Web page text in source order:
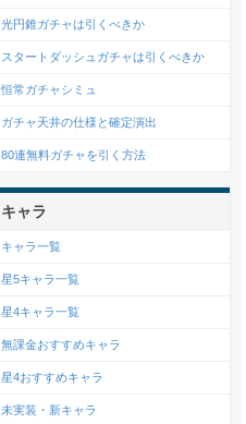
光円錐ガチャは引くべきか
スタートダッシュガチャは引くべきか
恒常ガチャシミュ
ガチャ天井の仕様と確定演出
80連無料ガチャを引く方法
キャラ
キャラ一覧
星5キャラ一覧
星4キャラ一覧
無課金おすすめキャラ
星4おすすめキャラ
未実装・新キャラ